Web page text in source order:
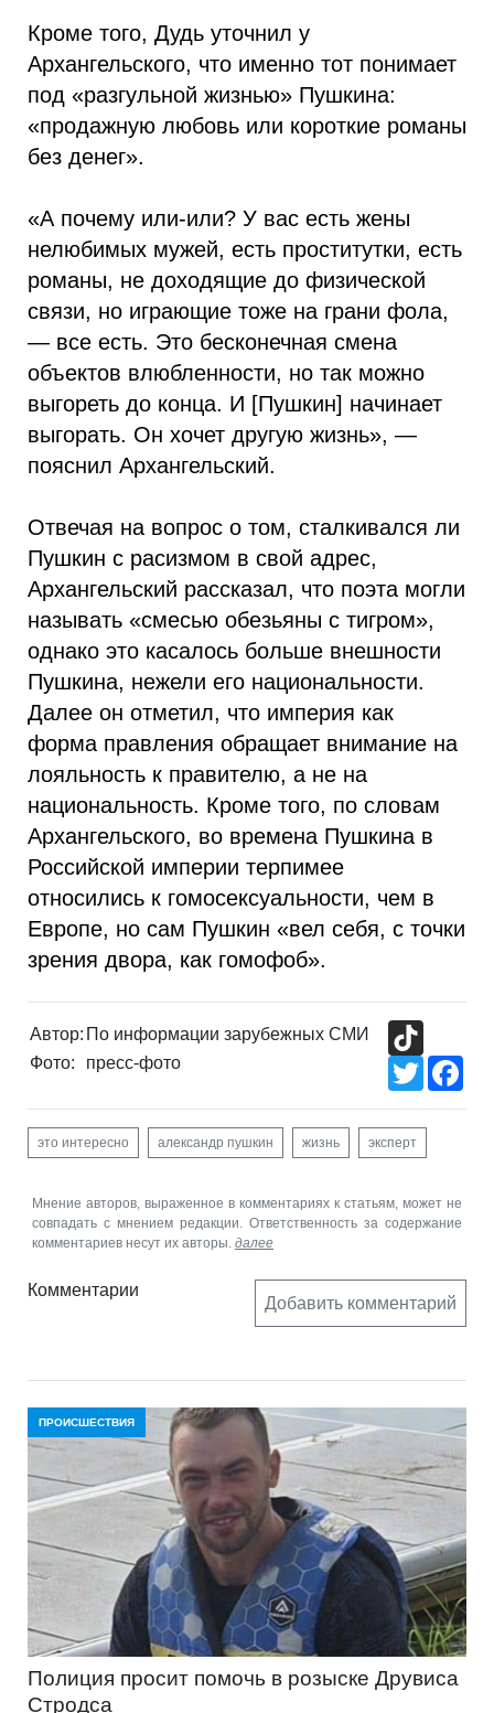
Кроме того, Дудь уточнил у
Архангельского, что именно тот понимает
под «разгульной жизнью» Пушкина:
«продажную любовь или короткие романы
без денег».
«А почему или-или? У вас есть жены
нелюбимых мужей, есть проститутки, есть
романы, не доходящие до физической
связи, но играющие тоже на грани фола,
— все есть. Это бесконечная смена
объектов влюбленности, но так можно
выгореть до конца. И [Пушкин] начинает
выгорать. Он хочет другую жизнь», —
пояснил Архангельский.
Отвечая на вопрос о том, сталкивался ли
Пушкин с расизмом в свой адрес,
Архангельский рассказал, что поэта могли
называть «смесью обезьяны с тигром»,
однако это касалось больше внешности
Пушкина, нежели его национальности.
Далее он отметил, что империя как
форма правления обращает внимание на
лояльность к правителю, а не на
национальность. Кроме того, по словам
Архангельского, во времена Пушкина в
Российской империи терпимее
относились к гомосексуальности, чем в
Европе, но сам Пушкин «вел себя, с точки
зрения двора, как гомофоб».
Автор: По информации зарубежных СМИ
Фото:
пресс-фото
Twitter
это интересно александр пушкин жизнь эксперт
Мнение авторов, выраженное в комментариях к статьям, может не
совпадать с мнением редакции. Ответственность за содержание
комментариев несут их авторы. далее
Комментарии
Добавить комментарий
ПРОИСШЕСТВИЯ
Полиция просит помочь в розыске Друвиса
Стродса